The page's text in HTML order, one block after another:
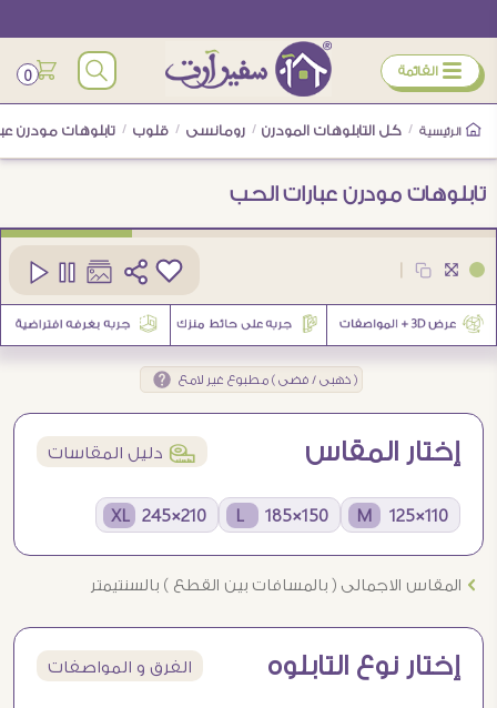
ÿ القائمة 0
الرئيسية / كل التابلوهات المودرن / رومانسى / قلوب / تابلوهات مودرن
تابلوهات مودرن عبارات الحب
( ذهبى / فضى ) مطبوع غير لامع
إختار المقاس í دليل المقاسات
110×125 M
150×185 L
210×245 XL
Ö المقاس الاجمالى ( بالمسافات بين القطع ) بالسنتيمتر
إختار نوع التابلوه الفرق و المواصفات